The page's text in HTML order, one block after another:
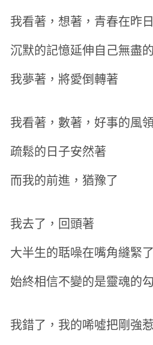
我看著，想著，青春在昨
沉默的記憶延伸自己無盡
我夢著，將愛倒轉著
我看著，數著，好事的風
疏鬆的日子安然著
而我的前進，猶豫了
我去了，回頭著
大半生的聒噪在嘴角縫緊
始終相信不變的是靈魂的
我錯了，我的唏噓把剛強